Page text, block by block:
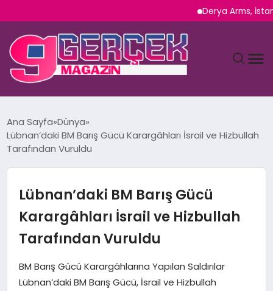
Derya Arms, İstanbul
YAŞAM
SAĞLIK
SIYASET
Ana Sayfa Dünya
Lübnan’daki BM Barış Gücü Karargâhları İsrail ve Hizbullah
Tarafından Vuruldu
Lübnan’daki BM Barış Gücü
Karargâhları İsrail ve Hizbullah
Tarafından Vuruldu
BM Barış Gücü Karargâhlarına Yapılan Saldırılar
Lübnan’daki BM Barış Gücü, İsrail ve Hizbullah